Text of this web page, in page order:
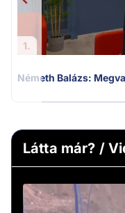
1.
Németh Balázs:
Látta már? /